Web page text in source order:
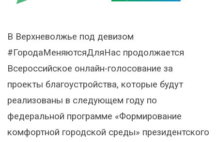
В Верхневолжье под девизом
#ГородаМеняютсяДляНас продолжается
Всероссийское онлайн-голосование за
проекты благоустройства, которые будут
реализованы в следующем году по
федеральной программе «Формирование
комфортной городской среды» президентского